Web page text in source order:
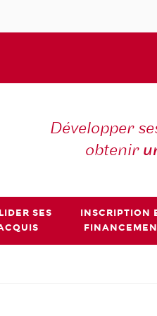
Développer
obtenir
SES
INSCRIPTION